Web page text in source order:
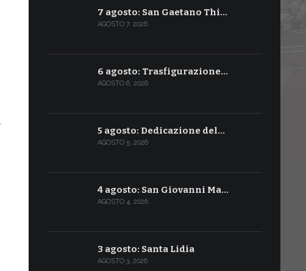
7 agosto: San Gaetano Thi…
AGOSTO 7, 2026
6 agosto: Trasfigurazione…
AGOSTO 6, 2026
5 agosto: Dedicazione del…
AGOSTO 5, 2026
4 agosto: San Giovanni Ma…
AGOSTO 4, 2026
3 agosto: Santa Lidia
AGOSTO 3, 2026